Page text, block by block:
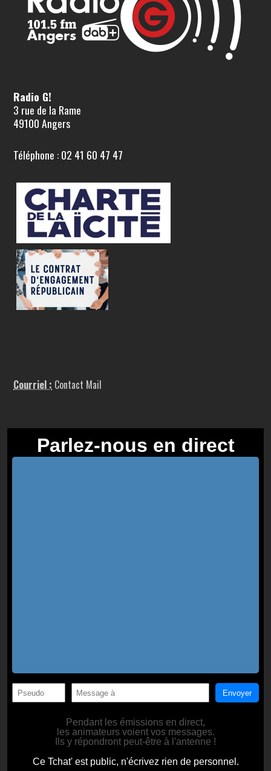
Radio G!
3 rue de la Rame
49100 Angers
Téléphone : 02 41 60 47 47
Courriel : Contact Mail